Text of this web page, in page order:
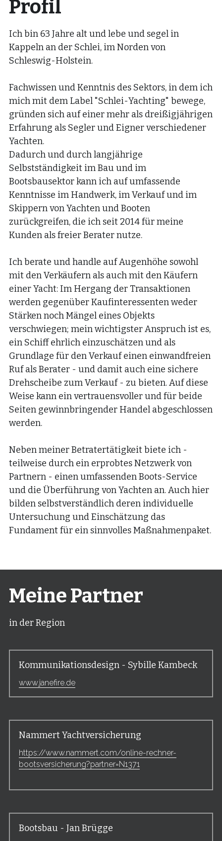
Profil
Ich bin 63 Jahre alt und lebe und segel in
Kappeln an der Schlei, im Norden von
Schleswig-Holstein.
Fachwissen und Kenntnis des Sektors, in dem ich
mich mit dem Label "Schlei-Yachting" bewege,
gründen sich auf einer mehr als dreißigjährigen
Erfahrung als Segler und Eigner verschiedener
Yachten.
Dadurch und durch langjährige
Selbstständigkeit im Bau und im
Bootsbausektor kann ich auf umfassende
Kenntnisse im Handwerk, im Verkauf und im
Skippern von Yachten und Booten
zurückgreifen, die ich seit 2014 für meine
Kunden als freier Berater nutze.
Ich berate und handle auf Augenhöhe sowohl
mit den Verkäufern als auch mit den Käufern
einer Yacht: Im Hergang der Transaktionen
werden gegenüber Kaufinteressenten weder
Stärken noch Mängel eines Objekts
verschwiegen; mein wichtigster Anspruch ist es,
ein Schiff ehrlich einzuschätzen und als
Grundlage für den Verkauf einen einwandfreien
Ruf als Berater - und damit auch eine sichere
Drehscheibe zum Verkauf - zu bieten. Auf diese
Weise kann ein vertrauensvoller und für beide
Seiten gewinnbringender Handel abgeschlossen
werden.
Neben meiner Betratertätigkeit biete ich -
teilweise durch ein erprobtes Netzwerk von
Partnern - einen umfassenden Boots-Service
und die Überführung von Yachten an. Auch hier
bilden selbstverständlich deren individuelle
Untersuchung und Einschätzung das
Fundament für ein sinnvolles Maßnahmenpaket.
Meine Partner
in der Region
Kommunikationsdesign - Sybille Kambeck
www.janefire.de
Nammert Yachtversicherung
https://www.nammert.com/online-rechner-
bootsversicherung?partner=N1371
Bootsbau - Jan Brügge